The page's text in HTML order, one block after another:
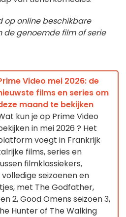
op online beschikbare
de genoemde film of serie
Video mei 2026: de
films en series om
maand te bekijken
kun je op Prime Video
in mei 2026 ? Het
voegt in Frankrijk
films, series en
filmklassiekers,
seizoenen en
met The Godfather,
2, Good Omens seizoen 3,
Hunter of The Walking